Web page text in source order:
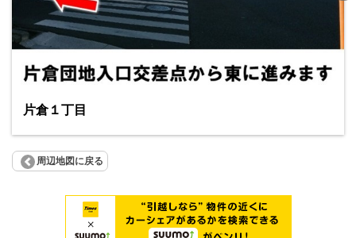
片倉１丁目
周辺地図に戻る